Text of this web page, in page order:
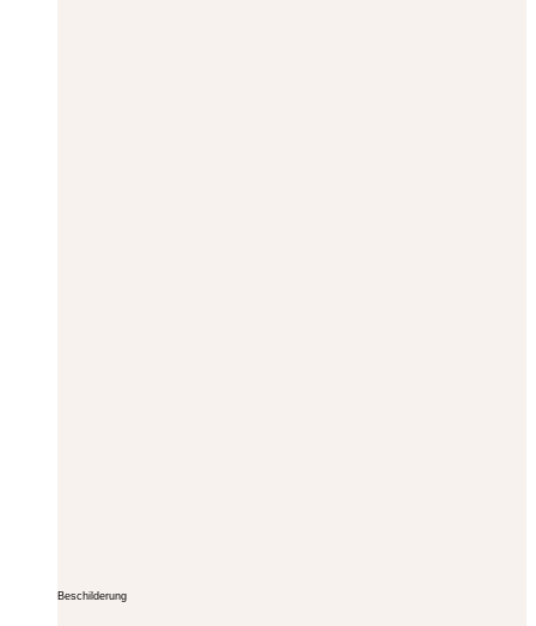
Beschilderung